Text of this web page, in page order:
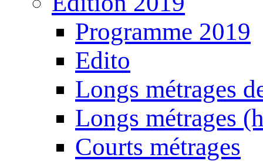
Programme 2019
Edito
Longs métrages
Longs métrages
Courts métrages